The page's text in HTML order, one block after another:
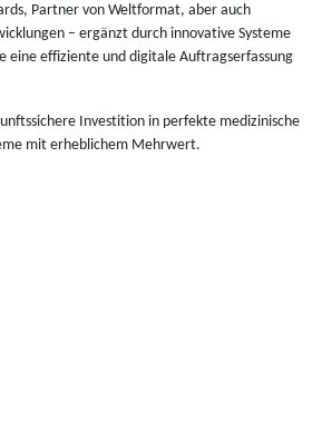
Part­ner von Welt­for­mat, aber auch
– ergänzt durch inno­va­tive Sys­teme
eine effi­ziente und digi­tale Auf­trag­ser­fas­sung
Inves­ti­tion in per­fekte medi­zi­nische
mit erhe­bli­chem Mehr­wert.